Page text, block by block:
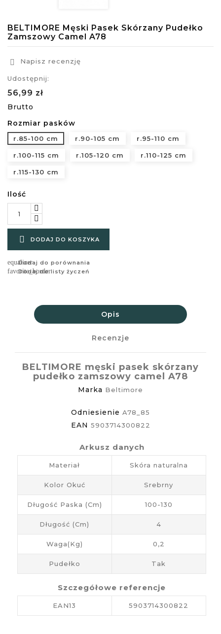
BELTIMORE Męski Pasek Skórzany Pudełko
Zamszowy Camel A78
 Napisz recenzję
Udostępnij:
56,99 zł
Brutto
Rozmiar pasków
r.85-100 cm r.90-105 cm r.95-110 cm
r.100-115 cm r.105-120 cm r.110-125 cm
r.115-130 cm
Ilość
 DODAJ DO KOSZYKA
equalizer
Dodaj do porównania
favorite_border
Dodaj do listy życzeń
Opis
Recenzje
BELTIMORE męski pasek skórzany
pudełko zamszowy camel A78
Marka Beltimore
Odniesienie A78_85
EAN 5903714300822
Arkusz danych
Materiał Skóra naturalna
Kolor Okuć Srebrny
Długość Paska (cm) 100-130
Długość (cm) 4
Waga(kg) 0,2
Pudełko Tak
Szczegółowe referencje
EAN13 5903714300822